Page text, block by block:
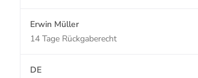
Erwin Müller
14 Tage Rückgaberecht
DE